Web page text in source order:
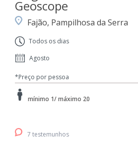
Geoscope
Fajão, Pampilhosa da Serra
Todos os dias
Agosto
*Preço por pessoa
mínimo 1/ máximo 20
7 testemunhos